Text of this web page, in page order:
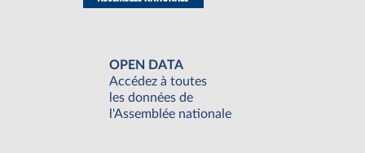
OPEN DATA
Accédez à toutes
les données de
l'Assemblée nationale